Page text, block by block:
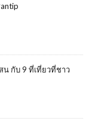
น กับ 9 ที่เที่ยวที่ชาว